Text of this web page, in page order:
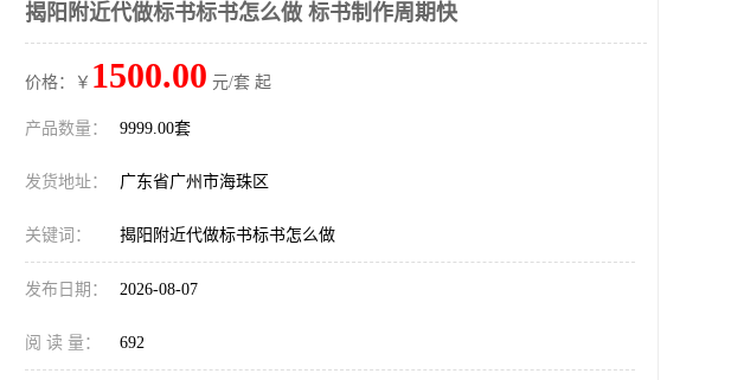
揭阳附近代做标书标书怎么做 标书制作周期快
价格：￥ 1500.00 元/套 起
产品数量： 9999.00套
发货地址： 广东省广州市海珠区
关键词： 揭阳附近代做标书标书怎么做
发布日期： 2026-08-07
阅 读 量： 692